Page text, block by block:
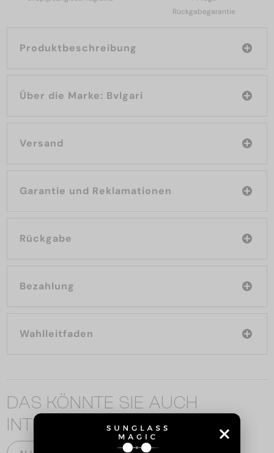
Rückgabegarantie
Produktbeschreibung
Über die Marke: Bvlgari
Versand
Garantie und Reklamationen
Rückgabe
Bezahlung
Wahlleitfaden
DAS KÖNNTE SIE AUCH
INTERESSIEREN